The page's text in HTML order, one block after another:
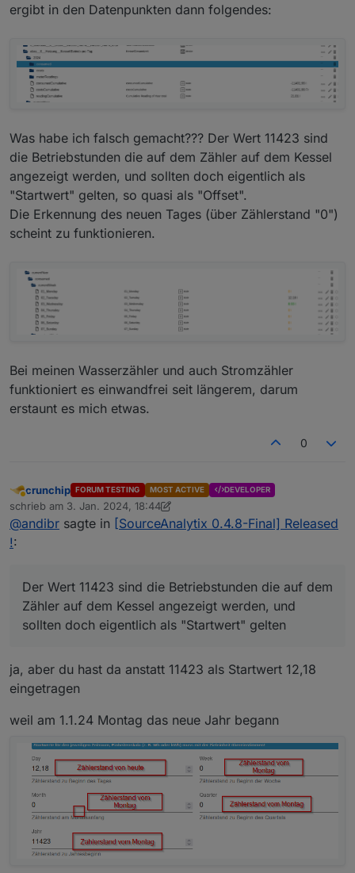
ergibt in den Datenpunkten dann folgendes:
Was habe ich falsch gemacht??? Der Wert 11423 sind
die Betriebstunden die auf dem Zähler auf dem Kessel
angezeigt werden, und sollten doch eigentlich als
"Startwert" gelten, so quasi als "Offset".
Die Erkennung des neuen Tages (über Zählerstand "0")
scheint zu funktionieren.
Bei meinen Wasserzähler und auch Stromzähler
funktioniert es einwandfrei seit längerem, darum
erstaunt es mich etwas.
0
Abwesend
crunchip FORUM TESTING MOST ACTIVE DEVELOPER
schrieb am 3. Jan. 2024, 18:44
zuletzt editiert von crunchip 1. März 2024, 19:51
@andibr sagte in [SourceAnalytix 0.4.8-Final] Released
!:
Der Wert 11423 sind die Betriebstunden die auf dem
Zähler auf dem Kessel angezeigt werden, und
sollten doch eigentlich als "Startwert" gelten
ja, aber du hast da anstatt 11423 als Startwert 12,18
eingetragen
weil am 1.1.24 Montag das neue Jahr begann